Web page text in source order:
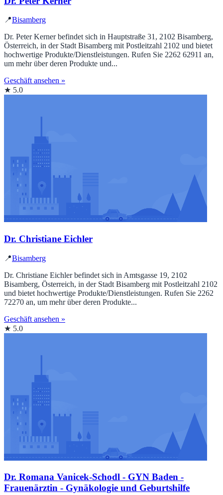
📍Bisamberg
Dr. Peter Kerner befindet sich in Hauptstraße 31, 2102 Bisamberg,
Österreich, in der Stadt Bisamberg mit Postleitzahl 2102 und bietet
hochwertige Produkte/Dienstleistungen. Rufen Sie 2262 62911 an,
um mehr über deren Produkte und...
Geschäft ansehen »
★ 5.0
Dr. Christiane Eichler
📍Bisamberg
Dr. Christiane Eichler befindet sich in Amtsgasse 19, 2102
Bisamberg, Österreich, in der Stadt Bisamberg mit Postleitzahl 2102
und bietet hochwertige Produkte/Dienstleistungen. Rufen Sie 2262
72270 an, um mehr über deren Produkte...
Geschäft ansehen »
★ 5.0
Dr. Romana Vanicek-Schodl - GYN Baden -
Frauenärztin - Gynäkologie und Geburtshilfe